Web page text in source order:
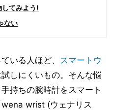
てみよう!
ない
いる人ほど、 スマートウ
しにくいもの。そんな悩
持ちの腕時計をスマート
wena wrist (ウェナリス